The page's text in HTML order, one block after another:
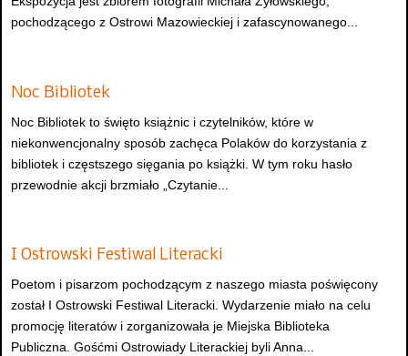
pochodzącego z Ostrowi Mazowieckiej i zafascynowanego...
Noc Bibliotek
Noc Bibliotek to święto książnic i czytelników, które w
niekonwencjonalny sposób zachęca Polaków do korzystania z
bibliotek i częstszego sięgania po książki. W tym roku hasło
przewodnie akcji brzmiało „Czytanie...
I Ostrowski Festiwal Literacki
Poetom i pisarzom pochodzącym z naszego miasta poświęcony
został I Ostrowski Festiwal Literacki. Wydarzenie miało na celu
promocję literatów i zorganizowała je Miejska Biblioteka
Publiczna. Gośćmi Ostrowiady Literackiej byli Anna...